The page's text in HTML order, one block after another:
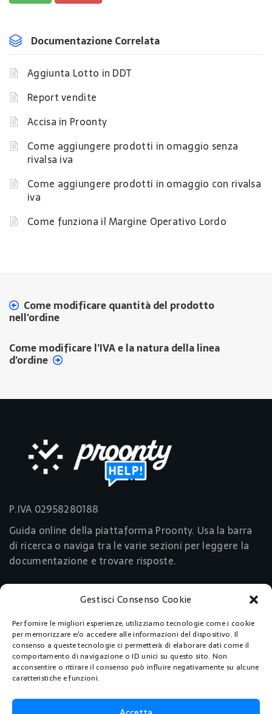
Gestisci Consenso Cookie
Per fornire le migliori esperienze, utilizziamo tecnologie come i cookie
per memorizzare e/o accedere alle informazioni del dispositivo. Il
consenso a queste tecnologie ci permetterà di elaborare dati come il
comportamento di navigazione o ID unici su questo sito. Non
acconsentire o ritirare il consenso può influire negativamente su alcune
caratteristiche e funzioni.
Documentazione Correlata
Aggiunta Lotto in DDT
Report vendite
Accisa in Proonty
Come aggiungere prodotti in omaggio senza
rivalsa iva
Come aggiungere prodotti in omaggio con rivalsa
iva
Come funziona il Margine Operativo Lordo
Come modificare quantità del prodotto
nell’ordine
Come modificare l’IVA e la natura della linea
d’ordine
P.IVA 02958280188
Guida online della piattaforma Proonty. Usa la barra
di ricerca o naviga tra le varie sezioni per leggere la
documentazione e trovare risposte.
Acquista Ora
Pagine